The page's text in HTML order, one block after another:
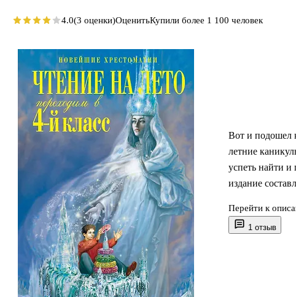
1 отзыв
Вот и подошел
летние
успеть найти и
издание
Хрестоматия
большинстве
Перейти к
4.0(3 оценки)ОценитьКупили более 1 100 человек